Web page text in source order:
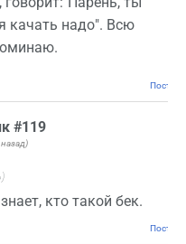
качать надо". Всю
#119
кто такой бек.